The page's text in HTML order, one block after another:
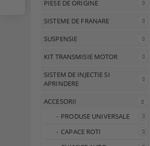
PIESE DE ORIGINE
SISTEME DE FRANARE
SUSPENSIE
KIT TRANSMISIE MOTOR
SISTEM DE INJECTIE SI
APRINDERE
ACCESORII
PRODUSE UNIVERSALE
CAPACE ROTI